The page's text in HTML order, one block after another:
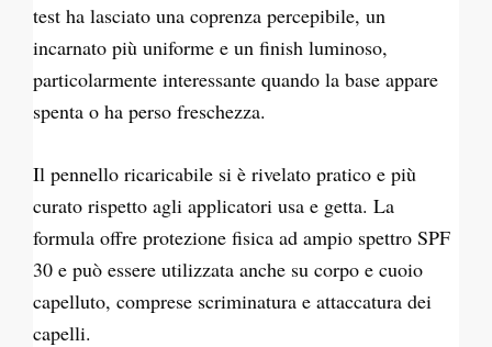
test ha lasciato una coprenza percepibile, un
incarnato più uniforme e un finish luminoso,
particolarmente interessante quando la base appare
spenta o ha perso freschezza.
Il pennello ricaricabile si è rivelato pratico e più
curato rispetto agli applicatori usa e getta. La
formula offre protezione fisica ad ampio spettro SPF
30 e può essere utilizzata anche su corpo e cuoio
capelluto, comprese scriminatura e attaccatura dei
capelli.